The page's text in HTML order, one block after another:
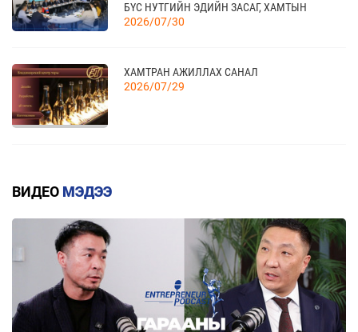
БҮС НУТГИЙН ЭДИЙН ЗАСАГ, ХАМТЫН
АЖИЛЛАГААНЫ УУЛЗАЛТ"-ЫГ ЗОХИОН
2026/07/30
ХАМТРАН АЖИЛЛАХ САНАЛ
2026/07/29
КВОТТОЙ БОЛОН БУУРУУЛСАН ТАРИФТАЙ
БАРААНЫ ЖАГСААЛТ
2026/07/20
ВИДЕО МЭДЭЭ